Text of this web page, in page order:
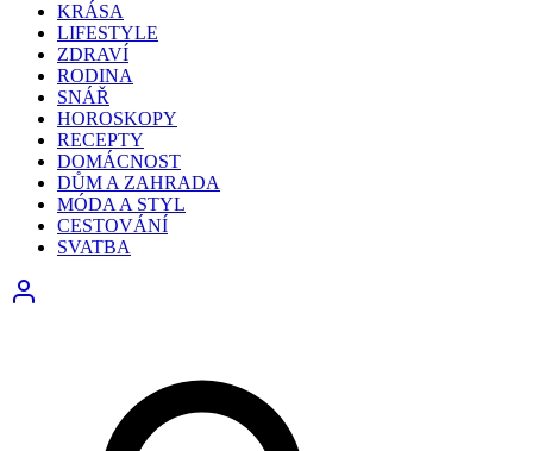
KRÁSA
LIFESTYLE
ZDRAVÍ
RODINA
SNÁŘ
HOROSKOPY
RECEPTY
DOMÁCNOST
DŮM A ZAHRADA
MÓDA A STYL
CESTOVÁNÍ
SVATBA